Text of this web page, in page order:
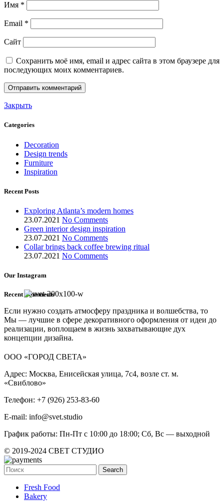
Имя *
Email *
Сайт
Сохранить моё имя, email и адрес сайта в этом браузере для
последующих моих комментариев.
Закрыть
Categories
Decoration
Design trends
Furniture
Inspiration
Recent Posts
Exploring Atlanta’s modern homes
23.07.2021 No Comments
Green interior design inspiration
23.07.2021 No Comments
Collar brings back coffee brewing ritual
23.07.2021 No Comments
Our Instagram
Recent Comments
Если нужно создать атмосферу праздника и волшебства, то
Мы — лучшие в сфере декоративного оформления от идеи до
реализации, воплощаем в жизнь захватывающие дух
концепции дизайна.
ООО «ГОРОД СВЕТА»
Адрес: Москва, Енисейская улица, 7с4, возле ст. м.
«Свиблово»
Телефон: +7 (926) 253-83-60
E-mail: info@svet.studio
График работы: Пн-Пт с 10:00 до 18:00; Сб, Вс — выходной
© 2019-2024 СВЕТ СТУДИО
Search
Fresh Food
Bakery